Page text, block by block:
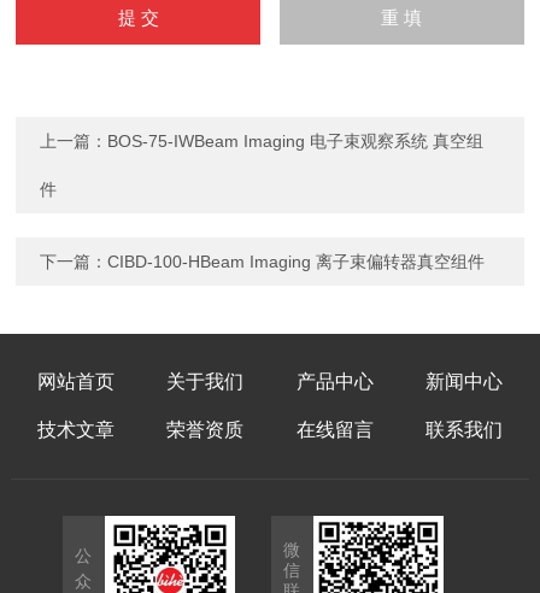
上一篇： BOS-75-IWBeam Imaging 电子束观察系统 真空组
件
下一篇：CIBD-100-HBeam Imaging 离子束偏转器真空组件
网站首页 关于我们 产品中心 新闻中心
技术文章 荣誉资质 在线留言 联系我们
公
众
微
信